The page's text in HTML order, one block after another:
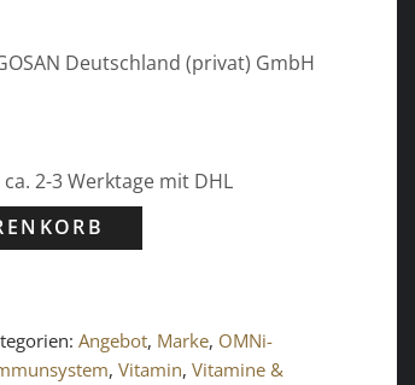
Deutschland (privat) GmbH
2-3 Werktage mit DHL
Angebot, Marke, OMNi-
,Vitamin,Vitamine &